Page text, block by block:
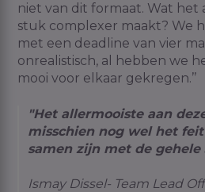
niet van dit formaat. Wat het
stuk complexer maakt? We
met een deadline van vier
onrealistisch, al hebben we
mooi voor elkaar gekregen.’’
"Het allermooiste aan
misschien nog wel het
samen zijn met de gehele
Ismay Dissel- Team Lead